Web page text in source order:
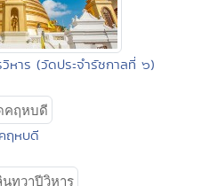
หาร (วัดประจำรัชกาลที่ ๖)
ฤหบดี